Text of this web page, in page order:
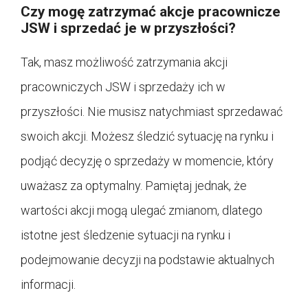
Czy mogę zatrzymać akcje pracownicze
JSW i sprzedać je w przyszłości?
Tak, masz możliwość zatrzymania akcji
pracowniczych JSW i sprzedaży ich w
przyszłości. Nie musisz natychmiast sprzedawać
swoich akcji. Możesz śledzić sytuację na rynku i
podjąć decyzję o sprzedaży w momencie, który
uważasz za optymalny. Pamiętaj jednak, że
wartości akcji mogą ulegać zmianom, dlatego
istotne jest śledzenie sytuacji na rynku i
podejmowanie decyzji na podstawie aktualnych
informacji.